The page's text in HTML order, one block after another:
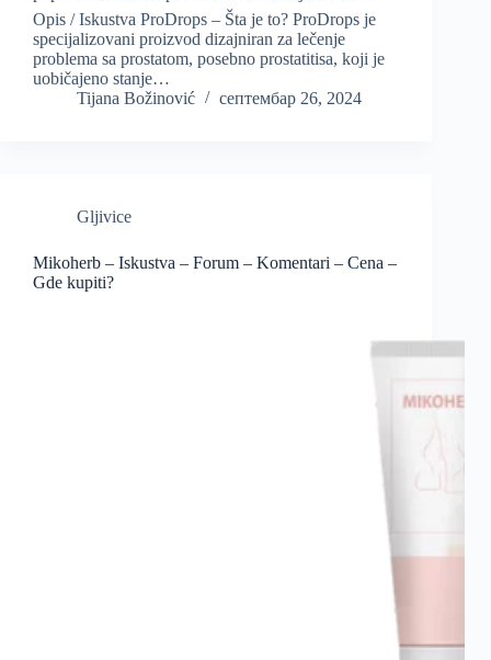
Opis / Iskustva ProDrops – Šta je to? ProDrops je
specijalizovani proizvod dizajniran za lečenje
problema sa prostatom, posebno prostatitisa, koji je
uobičajeno stanje…
Tijana Božinović
септембар 26, 2024
Gljivice
Mikoherb – Iskustva – Forum – Komentari – Cena –
Gde kupiti?